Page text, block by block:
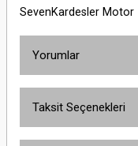
SevenKardesler Motor
Yorumlar
Taksit Seçenekleri